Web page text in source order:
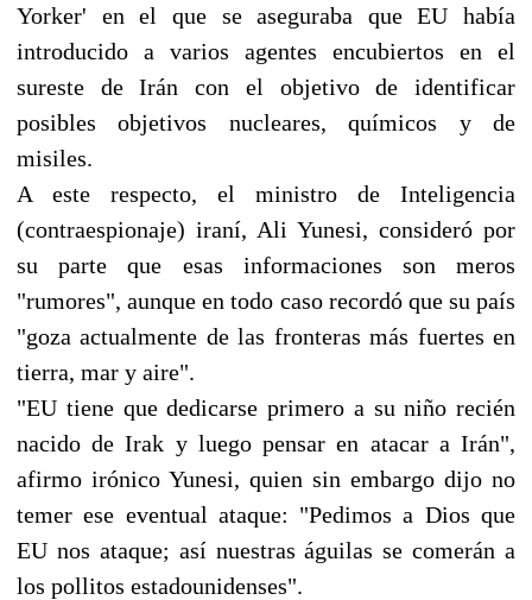
Yorker' en el que se aseguraba que EU había
introducido a varios agentes encubiertos en el
sureste de Irán con el objetivo de identificar
posibles objetivos nucleares, químicos y de
misiles.
A este respecto, el ministro de Inteligencia
(contraespionaje) iraní, Ali Yunesi, consideró por
su parte que esas informaciones son meros
"rumores", aunque en todo caso recordó que su país
"goza actualmente de las fronteras más fuertes en
tierra, mar y aire".
"EU tiene que dedicarse primero a su niño recién
nacido de Irak y luego pensar en atacar a Irán",
afirmo irónico Yunesi, quien sin embargo dijo no
temer ese eventual ataque: "Pedimos a Dios que
EU nos ataque; así nuestras águilas se comerán a
los pollitos estadounidenses".